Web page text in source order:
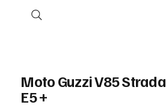
Moto Guzzi V85 Strada
E5 +